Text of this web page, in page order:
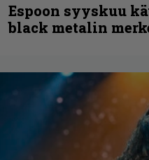
Espoon syyskuu
black metalin